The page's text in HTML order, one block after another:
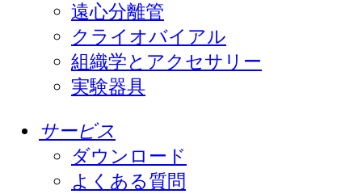
遠心分離管
クライオバイアル
組織学とアクセサリー
実験器具
サービス
ダウンロード
よくある質問